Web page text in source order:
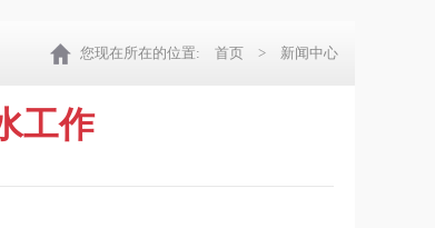
您现在所在的位置: 首页 > 新闻中心
工作